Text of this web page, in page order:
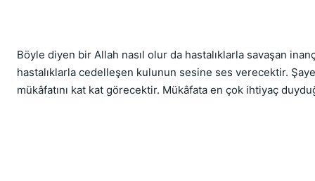
Böyle diyen bir Allah nasıl olur da hastalıklarla savaşan
hastalıklarla cedelleşen kulunun sesine ses verecektir.
mükâfatını kat kat görecektir. Mükâfata en çok ihtiyaç